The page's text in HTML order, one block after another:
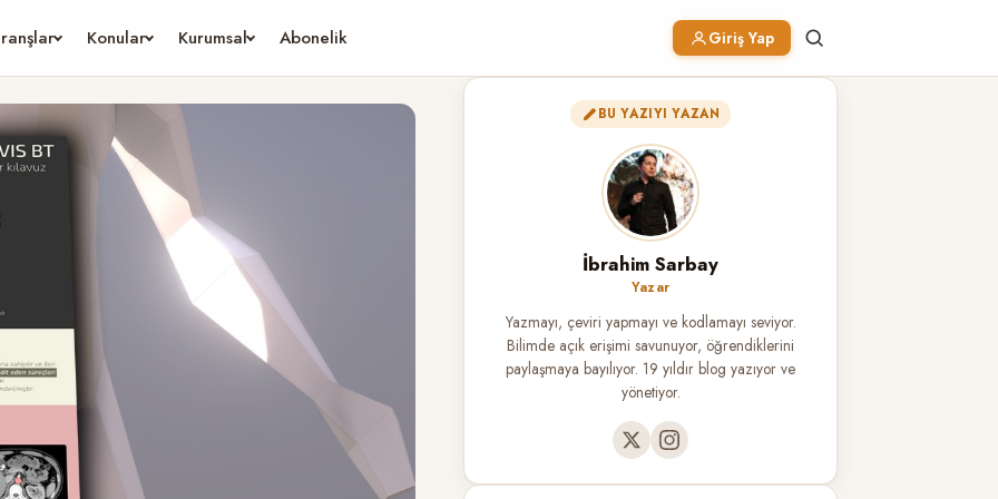
Konular Kurumsal Abonelik Giriş Yap
BU YAZIYI YAZAN
İbrahim Sarbay
Yazar
Yazmayı, çeviri yapmayı ve kodlamayı seviyor.
Bilimde açık erişimi savunuyor, öğrendiklerini
paylaşmaya bayılıyor. 19 yıldır blog yazıyor ve
yönetiyor.